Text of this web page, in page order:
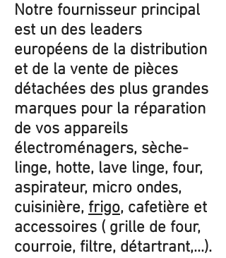
Notre fournisseur principal
est un des leaders
européens de la distribution
et de la vente de pièces
détachées des plus grandes
marques pour la réparation
de vos appareils
électroménagers, sèche-
linge, hotte, lave linge, four,
aspirateur, micro ondes,
cuisinière, frigo, cafetière et
accessoires ( grille de four,
courroie, filtre, détartrant,...).